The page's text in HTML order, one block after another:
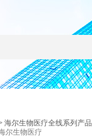
海尔生物医疗全线系列产品
尔生物医疗